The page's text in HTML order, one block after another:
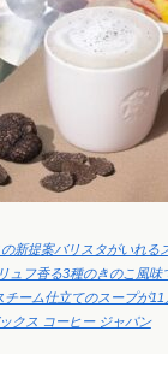
新提案バリスタがいれる
ュフ香る3種のきのこ風
チーム仕立てのスープが
クス コーヒー ジャパン